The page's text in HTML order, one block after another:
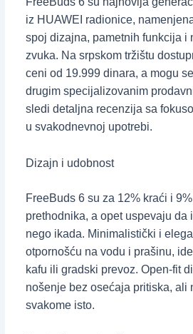
iz HUAWEI radionice,
spoj dizajna, pametnih funkcija i
zvuka. Na srpskom tržištu
ceni od 19.999 dinara, a mogu
drugim specijalizovanim
sledi detaljna recenzija sa
u svakodnevnoj upotrebi.
Dizajn i udobnost
FreeBuds 6 su za 12% kraći i
prethodnika, a opet uspevaju
nego ikada. Minimalistički i
otpornošću na vodu i prašinu,
kafu ili gradski prevoz. Open-fit
nošenje bez osećaja pritiska, ali
svakome isto.